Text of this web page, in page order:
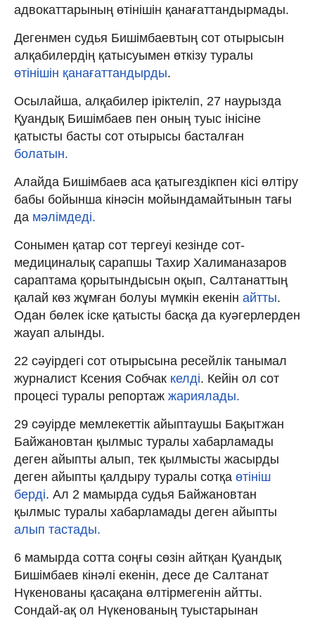
адвокаттарының өтінішін қанағаттандырмады.
Дегенмен судья Бишімбаевтың сот отырысын
алқабилердің қатысуымен өткізу туралы
өтінішін қанағаттандырды.
Осылайша, алқабилер іріктеліп, 27 наурызда
Қуандық Бишімбаев пен оның туыс інісіне
қатысты басты сот отырысы басталған
болатын.
Алайда Бишімбаев аса қатыгездікпен кісі өлтіру
бабы бойынша кінәсін мойындамайтынын тағы
да мәлімдеді.
Сонымен қатар сот тергеуі кезінде сот-
медициналық сарапшы Тахир Халиманазаров
сараптама қорытындысын оқып, Салтанаттың
қалай көз жұмған болуы мүмкін екенін айтты.
Одан бөлек іске қатысты басқа да куәгерлерден
жауап алынды.
22 сәуірдегі сот отырысына ресейлік танымал
журналист Ксения Собчак келді. Кейін ол сот
процесі туралы репортаж жариялады.
29 сәуірде мемлекеттік айыптаушы Бақытжан
Байжановтан қылмыс туралы хабарламады
деген айыпты алып, тек қылмысты жасырды
деген айыпты қалдыру туралы сотқа өтініш
берді. Ал 2 мамырда судья Байжановтан
қылмыс туралы хабарламады деген айыпты
алып тастады.
6 мамырда сотта соңғы сөзін айтқан Қуандық
Бишімбаев кінәлі екенін, десе де Салтанат
Нүкенованы қасақана өлтірмегенін айтты.
Сондай-ақ ол Нүкенованың туыстарынан